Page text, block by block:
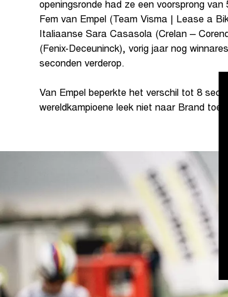
openingsronde had ze een voorsprong van
Fem van Empel (Team Visma | Lease a
Italiaanse Sara Casasola (Crelan –
(Fenix-Deceuninck), vorig jaar nog
seconden verderop.
Van Empel beperkte het verschil tot 8
wereldkampioene leek niet naar Brand toe